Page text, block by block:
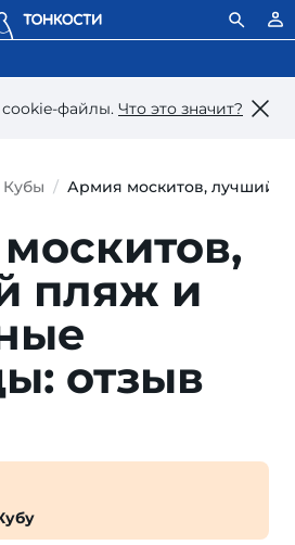
файлы. Что это значит?
Кубы Армия москитов, лучший
пляж и
отзыв